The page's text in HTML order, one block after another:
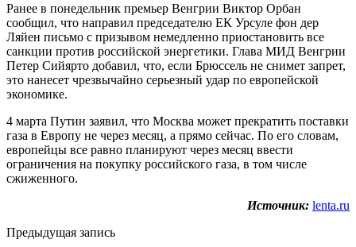
Ранее в понедельник премьер Венгрии Виктор Орбан
сообщил, что направил председателю ЕК Урсуле фон дер
Ляйен письмо с призывом немедленно приостановить все
санкции против российской энергетики. Глава МИД Венгрии
Петер Сийярто добавил, что, если Брюссель не снимет запрет,
это нанесет чрезвычайно серьезный удар по европейской
экономике.
4 марта Путин заявил, что Москва может прекратить поставки
газа в Европу не через месяц, а прямо сейчас. По его словам,
европейцы все равно планируют через месяц ввести
ограничения на покупку российского газа, в том числе
сжиженного.
Источник: lenta.ru
Предыдущая запись